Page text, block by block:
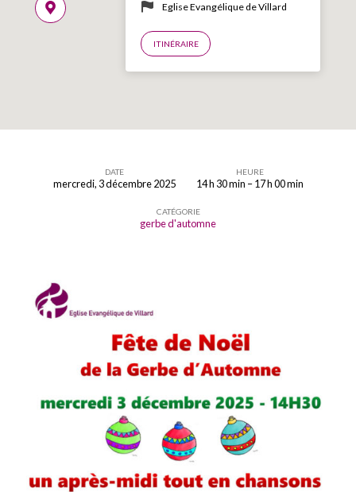
Eglise Evangélique de Villard
ITINÉRAIRE
Gerbe
d’Automne
DATE
mercredi, 3 décembre 2025
HEURE
14 h 30 min – 17 h 00 min
CATÉGORIE
gerbe d'automne